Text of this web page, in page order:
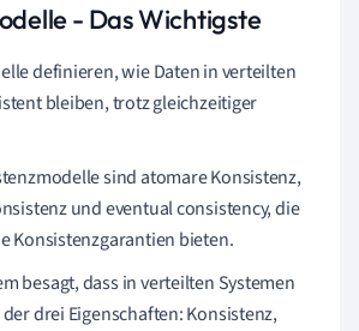
- Das Wichtigste
definieren, wie Daten in verteilten
bleiben, trotz gleichzeitiger
sind atomare Konsistenz,
und eventual consistency, die
Konsistenzgarantien bieten.
besagt, dass in verteilten Systemen
drei Eigenschaften: Konsistenz,